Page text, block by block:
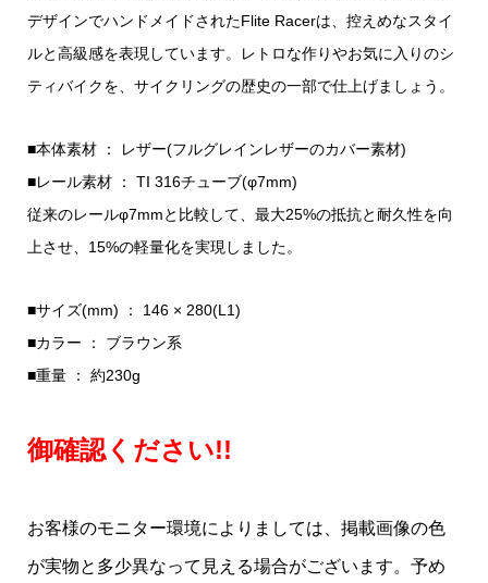
デザインでハンドメイドされたFlite Racerは、控えめなスタイ
ルと高級感を表現しています。レトロな作りやお気に入りのシ
ティバイクを、サイクリングの歴史の一部で仕上げましょう。
■本体素材 ： レザー(フルグレインレザーのカバー素材)
■レール素材 ： TI 316チューブ(φ7mm)
従来のレールφ7mmと比較して、最大25%の抵抗と耐久性を向
上させ、15%の軽量化を実現しました。
■サイズ(mm) ： 146 × 280(L1)
■カラー ： ブラウン系
■重量 ： 約230g
御確認ください!!
お客様のモニター環境によりましては、掲載画像の色
が実物と多少異なって見える場合がございます。予め